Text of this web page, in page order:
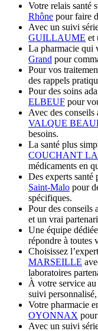
Votre relais santé
Rhône pour faire
Avec un suivi
GUILLAUME et
La pharmacie qui
Grand pour
Pour vos
des rappels
Pour des soins
ELBEUF pour
Avec des conseils
VALQUE
besoins.
La santé plus
COUCHANT
médicaments en
Des experts santé
Saint-Malo pour
spécifiques.
Pour des conseils
et un vrai
Une équipe
répondre à toutes
Choisissez
MARSEILLE
laboratoires
À votre service
suivi
Votre pharmacie
OYONNAX
Avec un suivi